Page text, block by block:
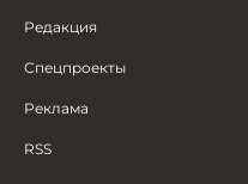
Редакция
Спецпроекты
Реклама
RSS